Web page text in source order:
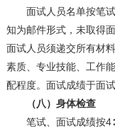
面试人员名单按笔试
知为邮件形式，未取得
面试人员须递交所有材
素质、专业技能、工作
配程度。面试成绩于面
（八）身体检查
笔试、面试成绩按